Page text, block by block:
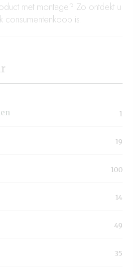
met montage? Zo ontdekt u
is.
19
100
14
49
35
1